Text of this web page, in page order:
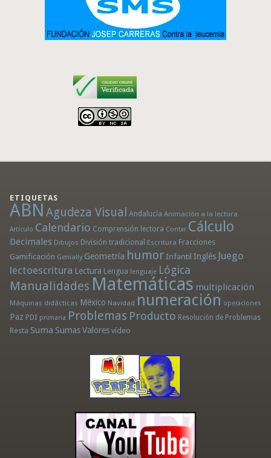
ETIQUETAS
ABN Agudeza Visual Andalucía Animación a la lectura
Artículo Calendario Comprensión lectora Contar Cálculo
Decimales Dibujos División tradicional Escritura Fracciones
Gamificación Genially Geometría humor Infantil Inglés Juego
lectoescritura Lectura Lengua lenguaje Lógica
Manualidades Matemáticas multiplicación
Máquinas didácticas México Navidad numeración operaciones
Paz PDI primaria Problemas Producto Resolución de Problemas
Resta Suma Sumas Valores vídeo